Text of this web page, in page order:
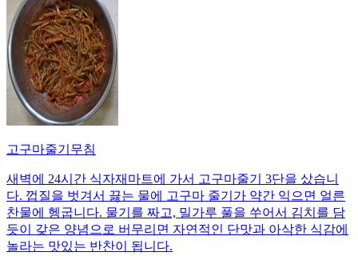
고구마줄기무침
새벽에 24시간 식자재마트에 가서 고구마줄기 3단을 샀습니
다. 껍질을 벗겨서 끓는 물에 고구마 줄기가 약간 익으면 얼른
찬물에 헹굽니다. 물기를 짜고, 밀가루 풀을 쑤어서 김치를 담
듯이 갖은 양념으로 버무리면 자연적인 단맛과 아삭한 식감에
놀라는 맛있는 반찬이 됩니다.